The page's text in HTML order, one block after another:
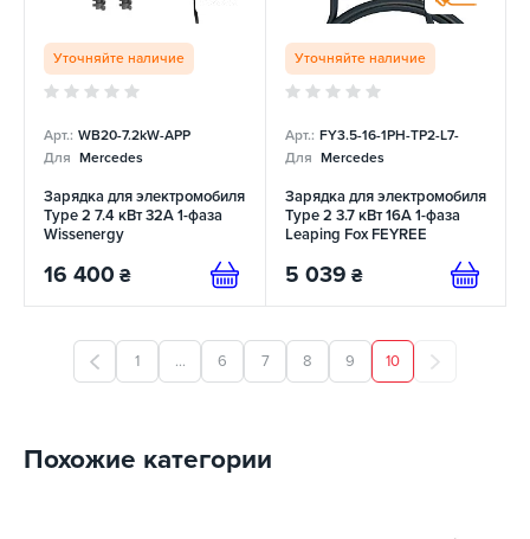
Уточняйте наличие
Арт.: WB20-7.2kW-APP
Для Mercedes
Зарядка для электромобиля
Type 2 7.4 кВт 32A 1-фаза
Wissenergy
16 400 ₴
Уточняйте наличие
Арт.: FY3.5-16-1PH-TP2-L7-
Для Mercedes
Зарядка для электромобиля
Type 2 3.7 кВт 16А 1-фаза
Leaping Fox FEYREE
5 039 ₴
1 ... 6 7 8 9 10
Похожие категории